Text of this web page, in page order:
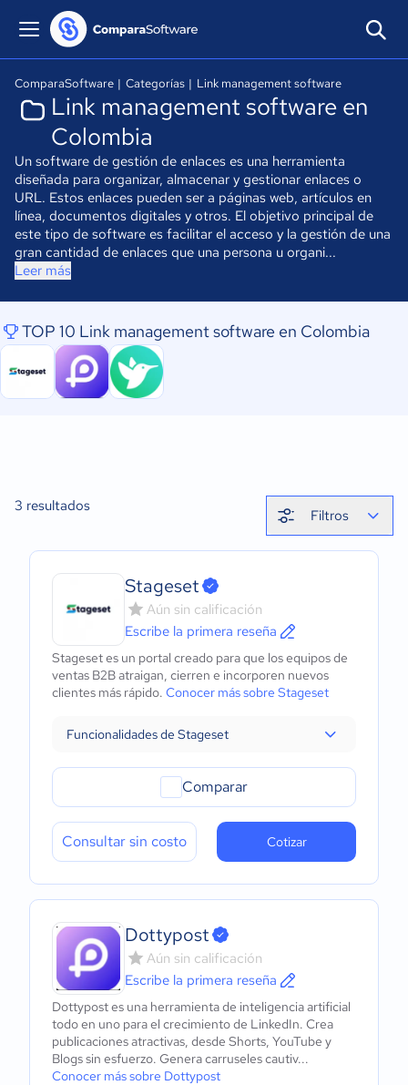
ComparaSoftware | Categorías | Link management software
Link management software en
Colombia
Un software de gestión de enlaces es una herramienta
diseñada para organizar, almacenar y gestionar enlaces o
URL. Estos enlaces pueden ser a páginas web, artículos en
línea, documentos digitales y otros. El objetivo principal de
este tipo de software es facilitar el acceso y la gestión de una
gran cantidad de enlaces que una persona u organi...
Leer más
TOP 10 Link management software en Colombia
3 resultados
Filtros
Stageset
Aún sin calificación
Escribe la primera reseña
Stageset es un portal creado para que los equipos de
ventas B2B atraigan, cierren e incorporen nuevos
clientes más rápido. Conocer más sobre Stageset
Funcionalidades de Stageset
Comparar
Consultar sin costo Cotizar
Dottypost
Aún sin calificación
Escribe la primera reseña
Dottypost es una herramienta de inteligencia artificial
todo en uno para el crecimiento de LinkedIn. Crea
publicaciones atractivas, desde Shorts, YouTube y
Blogs sin esfuerzo. Genera carruseles cautiv...
Conocer más sobre Dottypost